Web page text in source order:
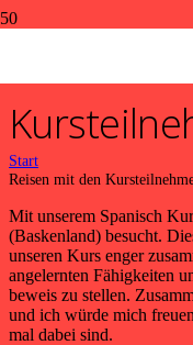
Reisen
Start
Reisen mit den
Mit unserem Spanisch
(Baskenland) besucht.
unseren Kurs enger
angelernten Fähigkeiten
beweis zu stellen.
und ich würde mich
mal dabei sind.